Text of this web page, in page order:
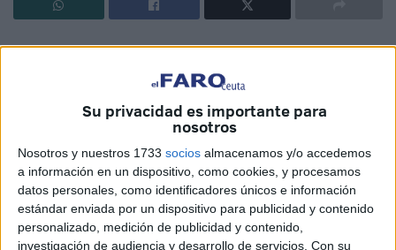
Su privacidad es importante para
nosotros
Nosotros y nuestros 1733 socios almacenamos y/o accedemos
a información en un dispositivo, como cookies, y procesamos
datos personales, como identificadores únicos e información
estándar enviada por un dispositivo para publicidad y contenido
personalizado, medición de publicidad y contenido,
investigación de audiencia y desarrollo de servicios. Con su
La Hermandad de Penitencia y Cofradía
de Nazarenos de Nuestro Padre Jesús
Caído y Nuestra Señora de la Amargura
de San Juan de Dios de Ceuta convoca su
concurso de dibujo navideño que
ilustrará la felicitación de Navidad de la
Hermandad de la Anunciación.